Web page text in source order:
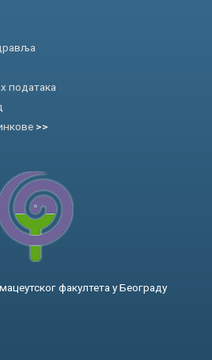
података
>>
факултета у Београду